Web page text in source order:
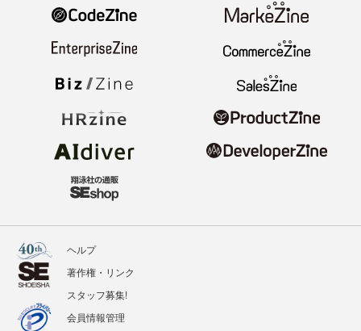
ヘルプ
著作権・リンク
スタッフ募集!
会員情報管理